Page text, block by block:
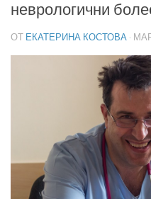
неврологични
ОТ ЕКАТЕРИНА КОСТОВА ·